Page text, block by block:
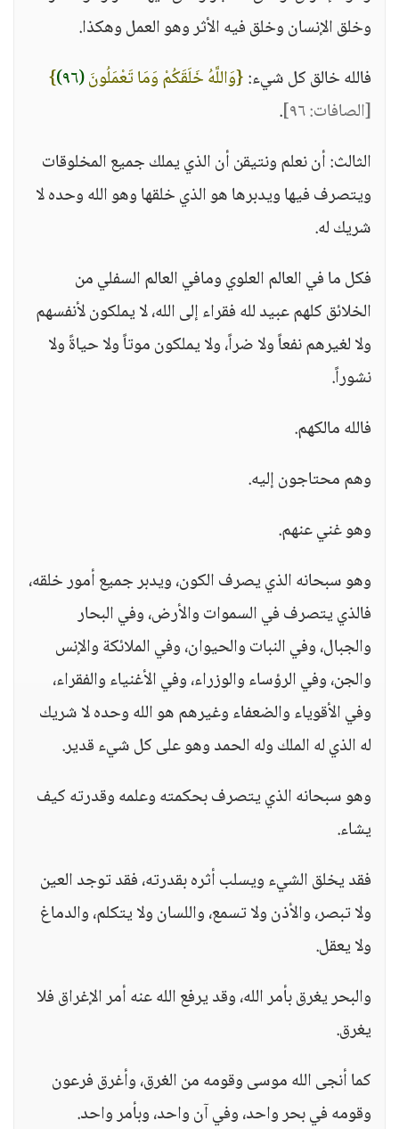
وخلق الإنسان وخلق فيه الأثر وهو العمل وهكذا.
فالله خالق كل شيء:{وَاللَّهُ خَلَقَكُمْ وَمَا تَعْمَلُونَ(٩٦)
}
[الصافات: ٩٦]
.
الثالث: أن نعلم ونتيقن أن الذي يملك جميع المخلوقات
ويتصرف فيها ويدبرها هو الذي خلقها وهو الله وحده لا
شريك له.
فكل ما في العالم العلوي ومافي العالم السفلي من
الخلائق كلهم عبيد لله فقراء إلى الله، لا يملكون لأنفسهم
ولا لغيرهم نفعاً ولا ضراً، ولا يملكون موتاً ولا حياةً ولا
نشوراً.
فالله مالكهم.
وهم محتاجون إليه.
وهو غني عنهم.
وهو سبحانه الذي يصرف الكون، ويدبر جميع أمور خلقه،
فالذي يتصرف في السموات والأرض، وفي البحار
والجبال، وفي النبات والحيوان، وفي الملائكة والإنس
والجن، وفي الرؤساء والوزراء، وفي الأغنياء والفقراء،
وفي الأقوياء والضعفاء وغيرهم هو الله وحده لا شريك
له الذي له الملك وله الحمد وهو على كل شيء قدير.
وهو سبحانه الذي يتصرف بحكمته وعلمه وقدرته كيف
يشاء.
فقد يخلق الشيء ويسلب أثره بقدرته، فقد توجد العين
ولا تبصر، والأذن ولا تسمع، واللسان ولا يتكلم، والدماغ
ولا يعقل.
والبحر يغرق بأمر الله، وقد يرفع الله عنه أمر الإغراق فلا
يغرق.
كما أنجى الله موسى وقومه من الغرق، وأغرق فرعون
وقومه في بحر واحد، وفي آن واحد، وبأمر واحد.